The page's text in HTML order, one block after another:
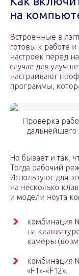
на
Встроенные в
готовы к работе
настроек перед
случае для
настраивают
программы,
Проверка
Но бывает и так,
Тогда рабочий
Используют для
на несколько
и модели ноута
комбинация
на
камеры
комбинация
«F1»-«F12».